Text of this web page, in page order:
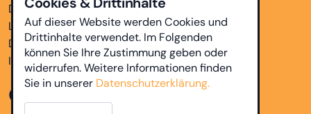
Downloads
Links
Datenschutz
Impressum
Auf dieser Website werden Cookies und
Drittinhalte verwendet. Im Folgenden
können Sie Ihre Zustimmung geben oder
widerrufen. Weitere Informationen finden
Sie in unserer Datenschutzerklärung.